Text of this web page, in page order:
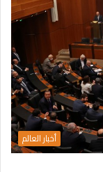
أخبار العالم